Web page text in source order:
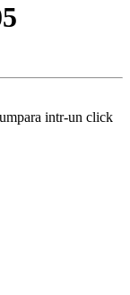
intr-un click